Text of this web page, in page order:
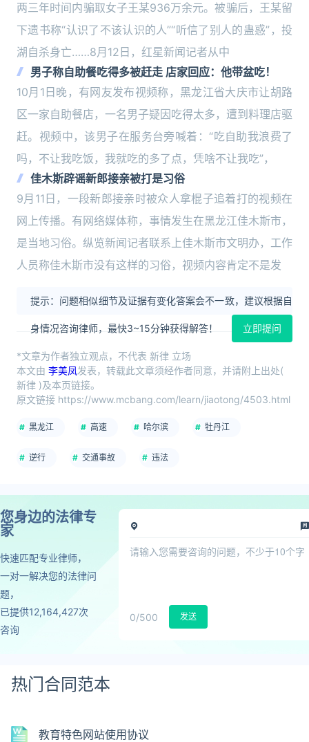
两三年时间内骗取女子王某936万余元。被骗后，王某留
下遗书称“认识了不该认识的人”“听信了别人的蛊惑”，投
湖自杀身亡……8月12日，红星新闻记者从中
男子称自助餐吃得多被赶走 店家回应：他带盆吃！
10月1日晚，有网友发布视频称，黑龙江省大庆市让胡路
区一家自助餐店，一名男子疑因吃得太多，遭到料理店驱
赶。视频中，该男子在服务台旁喊着：“吃自助我浪费了
吗，不让我吃饭，我就吃的多了点，凭啥不让我吃”，
佳木斯辟谣新郎接亲被打是习俗
9月11日，一段新郎接亲时被众人拿棍子追着打的视频在
网上传播。有网络媒体称，事情发生在黑龙江佳木斯市，
是当地习俗。纵览新闻记者联系上佳木斯市文明办，工作
人员称佳木斯市没有这样的习俗，视频内容肯定不是发
提示：问题相似细节及证据有变化答案会不一致，建议根据自
身情况咨询律师，最快3~15分钟获得解答！ 立即提问
*文章为作者独立观点，不代表 新律 立场
本文由 李美凤 发表，转载此文章须经作者同意，并请附上出处(
新律 )及本页链接。
原文链接 https://www.mcbang.com/learn/jiaotong/4503.html
黑龙江 高速 哈尔滨 牡丹江
逆行 交通事故 违法
您身边的法律专
家
快速匹配专业律师，
一对一解决您的法律问
题，
已提供12,164,427次
咨询
0/500 发送
热门合同范本
教育特色网站使用协议